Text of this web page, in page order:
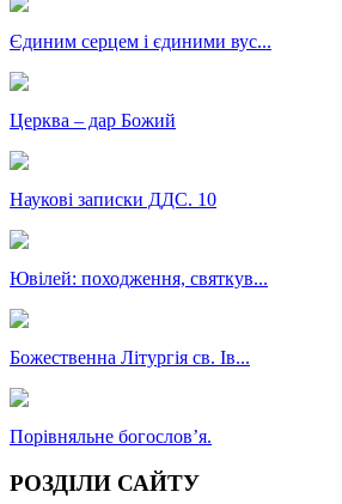
Єдиним серцем і єдиними вус...
Церква – дар Божий
Наукові записки ДДС. 10
Ювілей: походження, святкув...
Божественна Літургія св. Ів...
Порівняльне богословʼя.
РОЗДІЛИ САЙТУ